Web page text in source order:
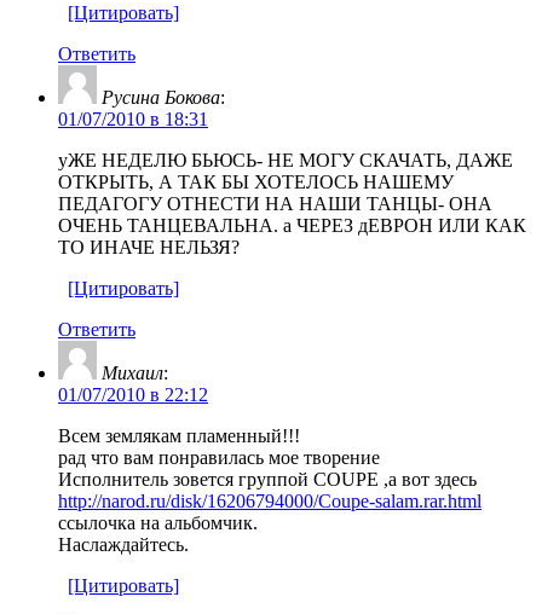
[Цитировать]
Ответить
Русина Бокова:
01/07/2010 в 18:31
уЖЕ НЕДЕЛЮ БЬЮСЬ- НЕ МОГУ СКАЧАТЬ, ДАЖЕ
ОТКРЫТЬ, А ТАК БЫ ХОТЕЛОСЬ НАШЕМУ
ПЕДАГОГУ ОТНЕСТИ НА НАШИ ТАНЦЫ- ОНА
ОЧЕНЬ ТАНЦЕВАЛЬНА. а ЧЕРЕЗ дЕВРОН ИЛИ КАК
ТО ИНАЧЕ НЕЛЬЗЯ?
[Цитировать]
Ответить
Михаил:
01/07/2010 в 22:12
Всем землякам пламенный!!!
рад что вам понравилась мое творение
Исполнитель зовется группой COUPE ,а вот здесь
http://narod.ru/disk/16206794000/Coupe-salam.rar.html
ссылочка на альбомчик.
Наслаждайтесь.
[Цитировать]